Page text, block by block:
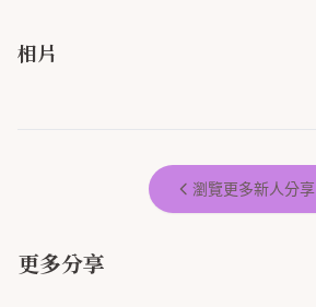
相片
瀏覽更多新人分享
更多分享
大推拍拍印！
我們的婚禮，有拍拍印陪我們記錄